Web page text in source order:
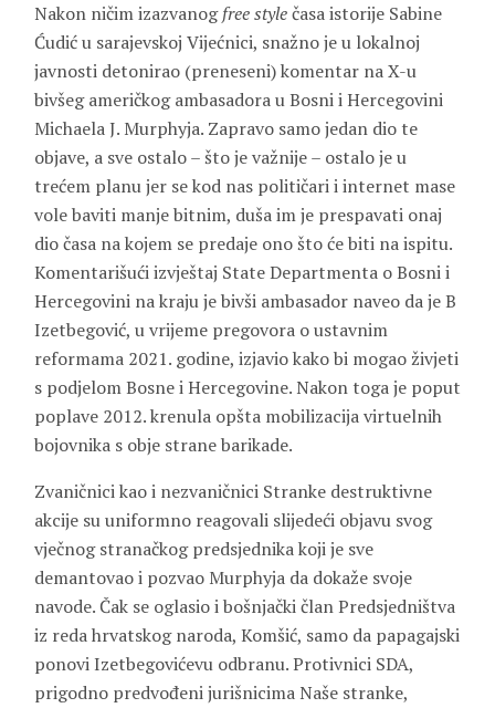
Nakon ničim izazvanogfree stylečasa istorije Sabine
Ćudić u sarajevskoj Vijećnici, snažno je u lokalnoj
javnosti detonirao (preneseni) komentar na X-u
bivšeg američkog ambasadora u Bosni i Hercegovini
Michaela J. Murphyja. Zapravo samo jedan dio te
objave, a sve ostalo – što je važnije – ostalo je u
trećem planu jer se kod nas političari i internet mase
vole baviti manje bitnim, duša im je prespavati onaj
dio časa na kojem se predaje ono što će biti na ispitu.
Komentarišući izvještaj State Departmenta o Bosni i
Hercegovini na kraju je bivši ambasador naveo da je B
Izetbegović, u vrijeme pregovora o ustavnim
reformama 2021. godine, izjavio kako bi mogao živjeti
s podjelom Bosne i Hercegovine. Nakon toga je poput
poplave 2012. krenula opšta mobilizacija virtuelnih
bojovnika s obje strane barikade.
Zvaničnici kao i nezvaničnici Stranke destruktivne
akcije su uniformno reagovali slijedeći objavu svog
vječnog stranačkog predsjednika koji je sve
demantovao i pozvao Murphyja da dokaže svoje
navode. Čak se oglasio i bošnjački član Predsjedništva
iz reda hrvatskog naroda, Komšić, samo da papagajski
ponovi Izetbegovićevu odbranu. Protivnici SDA,
prigodno predvođeni jurišnicima Naše stranke,